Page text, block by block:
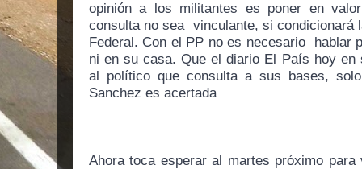
opinión a los militantes es poner en
consulta no sea  vinculante, si condicionará
Federal. Con el PP no es necesario  hablar
ni en su casa. Que el diario El País hoy en
al político que consulta a sus bases,
Sanchez es acertada
Ahora toca esperar al martes próximo